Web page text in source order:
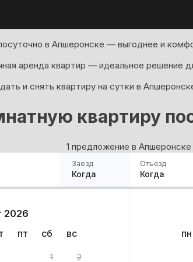
в Апшеронске — выгоднее и
аренда квартир — идеальное решение
и снять квартиру на сутки в
квартиру
1 предложение в Апшеронске
Заезд
Когда
Отъезд
Когда
2026
пт сб вс
1 2
пн